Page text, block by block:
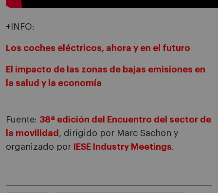
+INFO:
Los coches eléctricos, ahora y en el futuro
El impacto de las zonas de bajas emisiones en
la salud y la economía
Fuente: 38ª edición del Encuentro del sector de
la movilidad , dirigido por Marc Sachon y
organizado por
IESE Industry Meetings.